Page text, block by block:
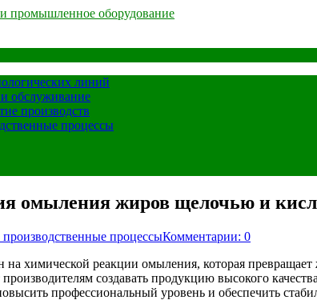
промышленное оборудование
линий
обслуживание
производств
процессы
омыления жиров щелочью и
процессыКомментарии: 0
на химической реакции омыления, которая
создавать продукцию высокого
профессиональный уровень и обеспечить